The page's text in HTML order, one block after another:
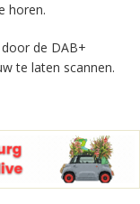
horen.
de DAB+
te laten scannen.